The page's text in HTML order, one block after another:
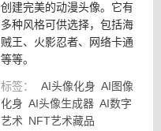
创建完美的动漫头像。它有
多种风格可供选择，包括海
贼王、火影忍者、网络卡通
等等。
标签： AI头像化身 AI图像
化身 AI头像生成器 AI数字
艺术 NFT艺术藏品